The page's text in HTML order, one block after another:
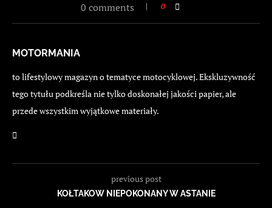
0 comments 0
MOTORMANIA
to lifestylowy magazyn o tematyce motocyklowej. Ekskluzywność
tego tytułu podkreśla nie tylko doskonałej jakości papier, ale
przede wszystkim wyjątkowe materiały.
previous post
KOŁTAKOW NIEPOKONANY W ASTANIE